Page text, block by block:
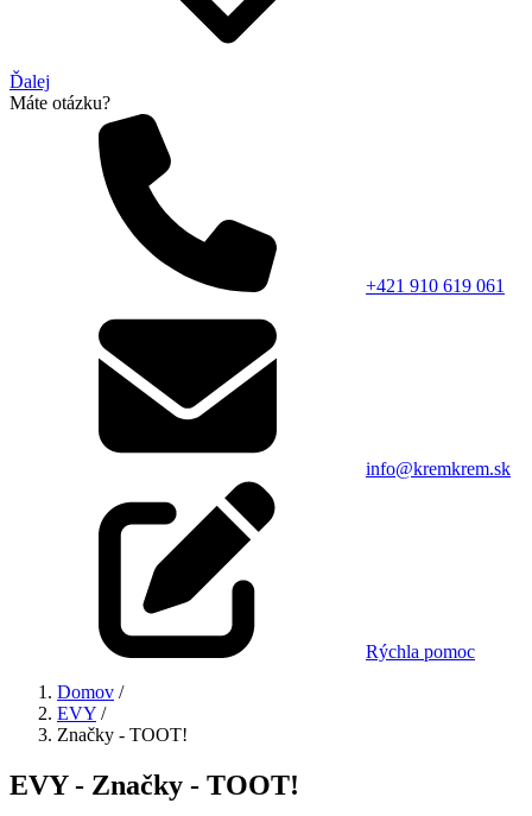
Ďalej
Máte otázku?
+421 910 619 061
info@kremkrem.sk
Rýchla pomoc
Domov /
EVY /
Značky - TOOT!
EVY - Značky - TOOT!